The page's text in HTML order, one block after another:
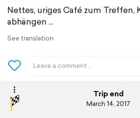
Nettes, uriges Café zum Treffen,
abhängen ...
See translation
Trip end
March 14, 2017